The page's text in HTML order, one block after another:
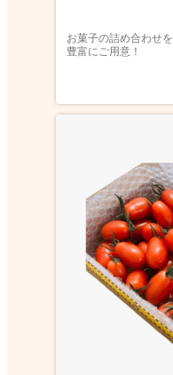
お菓子の詰め合わせを
豊富にご用意！